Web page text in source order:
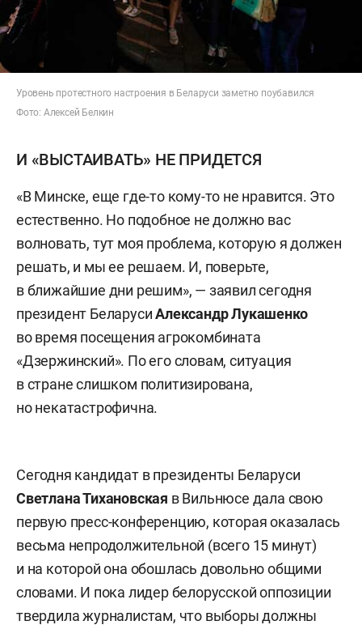
Уровень протестного настроения в Беларуси заметно поубавился
Фото: Алексей Белкин
И «ВЫСТАИВАТЬ» НЕ ПРИДЕТСЯ
«В Минске, еще где-то кому-то не нравится. Это
естественно. Но подобное не должно вас
волновать, тут моя проблема, которую я должен
решать, и мы ее решаем. И, поверьте,
в ближайшие дни решим», — заявил сегодня
президент БеларусиАлександр Лукашенко
во время посещения агрокомбината
«Дзержинский». По его словам, ситуация
в стране слишком политизирована,
но некатастрофична.
Сегодня кандидат в президенты Беларуси
Светлана Тихановская в Вильнюсе дала свою
первую пресс-конференцию, которая оказалась
весьма непродолжительной (всего 15 минут)
и на которой она обошлась довольно общими
словами. И пока лидер белорусской оппозиции
твердила журналистам, что выборы должны